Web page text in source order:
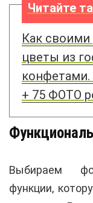
Читайте
Как
цветы из
+ 75 ФОТО
Выбираем
функции,